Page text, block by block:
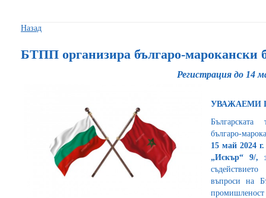
Назад
БТПП организира българо-марокански
Регистрация до 14
УВАЖАЕМИ
Българската
българо-
15 май 2024
„Искър“ 9/,
въпроси на
промишленост